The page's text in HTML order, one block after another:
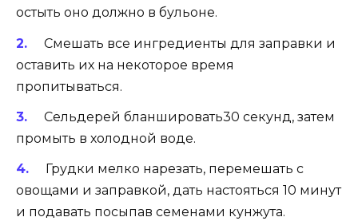
остыть оно должно в бульоне.
Смешать все ингредиенты для заправки и
оставить их на некоторое время
пропитываться.
Сельдерей бланшировать30 секунд, затем
промыть в холодной воде.
Грудки мелко нарезать, перемешать с
овощами и заправкой, дать настояться 10 минут
и подавать посыпав семенами кунжута.